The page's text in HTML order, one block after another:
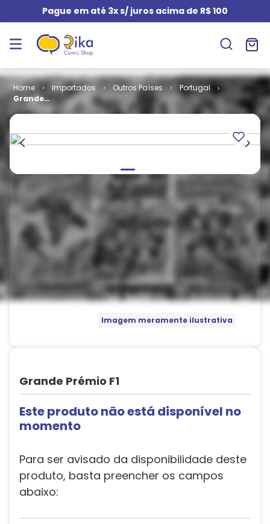
Pague em até 3x s/ juros acima de R$ 100
Importados Outros Países
Portugal
Grande
Prémio F1
Imagem meramente ilustrativa
Grande Prémio F1
Este produto não está disponível no
momento
Para ser avisado da disponibilidade deste
produto, basta preencher os campos
abaixo: